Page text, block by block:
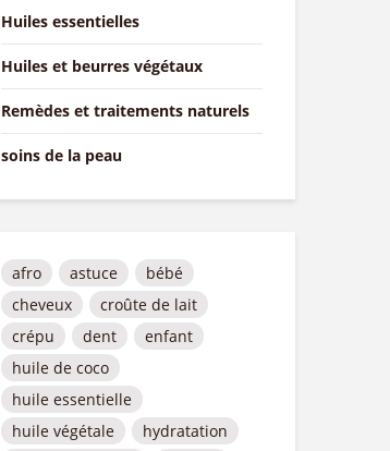
Huiles essentielles
Huiles et beurres végétaux
Remèdes et traitements naturels
soins de la peau
afro astuce
bébé
cheveux
croûte de lait
crépu
dent
enfant
huile de coco
huile essentielle
huile végétale
hydratation